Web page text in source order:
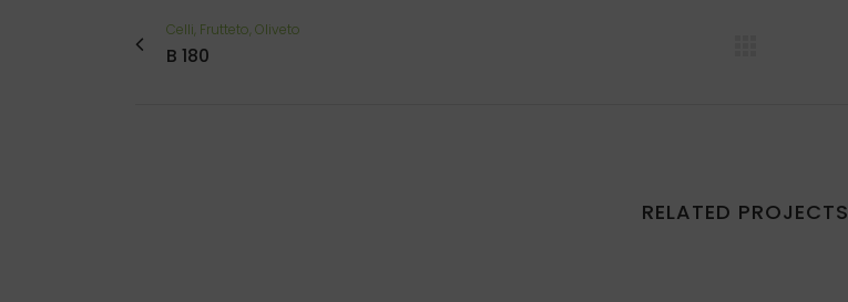
Celli, Frutteto, Oliveto
B 180
RELATED PROJECTS